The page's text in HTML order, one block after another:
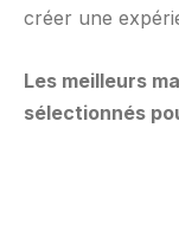
créer une
Les meilleurs
sélectionnés